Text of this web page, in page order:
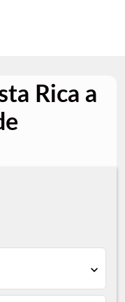
Rica a
expand_more